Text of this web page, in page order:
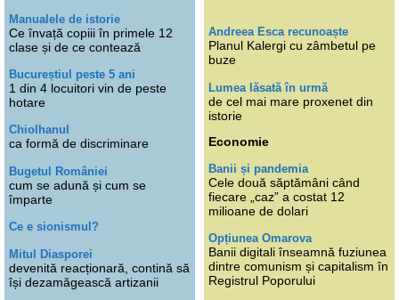
Manualele de istorie
Ce învață copiii în primele 12
clase și de ce contează
Bucureștiul peste 5 ani
1 din 4 locuitori vin de peste
hotare
Chiolhanul
ca formă de discriminare
Bugetul României
cum se adună și cum se
împarte
Ce e sionismul?
Mitul Diasporei
devenită reacționară, contină să
își dezamăgească artizanii
Andreea Esca recunoaște
Planul Kalergi cu zâmbetul pe
buze
Lumea lăsată în urmă
de cel mai mare proxenet din
istorie
Economie
Banii și pandemia
Cele două săptămâni când
fiecare „caz” a costat 12
milioane de dolari
Opțiunea Omarova
Banii digitali înseamnă fuziunea
dintre comunism și capitalism în
Registrul Poporului